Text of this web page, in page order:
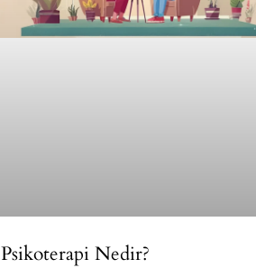
Psikoterapi Nedir?